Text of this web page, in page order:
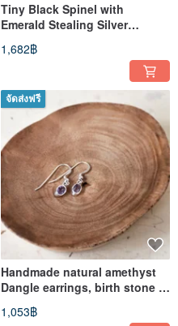
Tiny Black Spinel with
Emerald Stealing Silver
Bracelet, Made to Order
1,682฿
จัดส่งฟรี
Handmade natural amethyst
Dangle earrings, birth stone in
February
1,053฿